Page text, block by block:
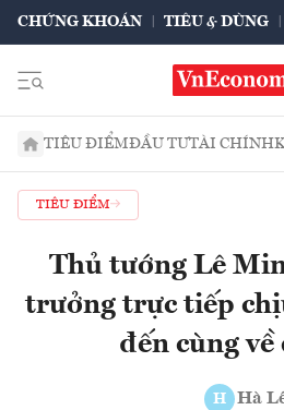
CHỨNG KHOÁN TIÊU & DÙNG
TIÊU ĐIỂMĐẦU TƯTÀI CHÍNH
TIÊU ĐIỂM
Thủ tướng Lê
trưởng trực tiếp
đến cùng
H Hà